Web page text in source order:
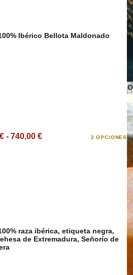
Quesos de
Ibérico Bellota Maldonado
- 740,00 € 2 OPCIONES
raza ibérica, etiqueta negra,
de Extremadura, Señorío de